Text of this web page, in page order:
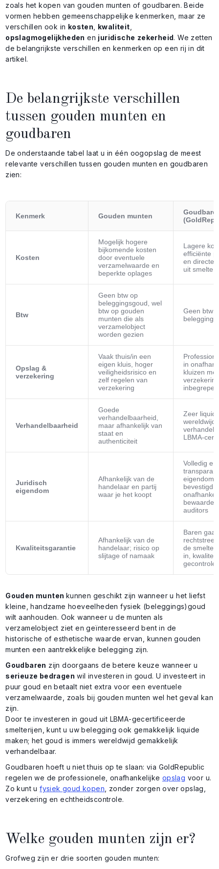
zoals het kopen van gouden munten of goudbaren. Beide
vormen hebben gemeenschappelijke kenmerken, maar ze
verschillen ook in kosten kwaliteit
opslagmogelijkheden en juridische zekerheid. We zetten
de belangrijkste verschillen en kenmerken op een rij in dit
artikel.
De belangrijkste verschillen
tussen gouden munten en
goudbaren
De onderstaande tabel laat u in één oogopslag de meest
relevante verschillen tussen gouden munten en goudbaren
zien:
Kenmerk Gouden munten
Kosten
Mogelijk hogere
bijkomende kosten
door eventuele
verzamelwaarde en
beperkte oplages
Lagere
efficiënte
en directe
uit smelterij
Btw
Geen btw op
beleggingsgoud, wel
btw op gouden
munten die als
verzamelobject
worden gezien
Geen btw
Opslag &
verzekering
Vaak thuis/in een
eigen kluis, hoger
veiligheidsrisico en
zelf regelen van
verzekering
in
kluizen met
inbegrepen
Verhandelbaarheid
Goede
verhandelbaarheid,
maar afhankelijk van
staat en
authenticiteit
Zeer
wereldwijd
LBMA-
Juridisch
eigendom
Afhankelijk van de
handelaar en partij
waar je het koopt
Volledig en
transparant
eigendom,
bevestigd
auditors
Kwaliteitsgarantie
Afhankelijk van de
handelaar; risico op
slijtage of namaak
Baren
de
in,
Gouden munten kunnen geschikt zijn wanneer u het liefst
kleine, handzame hoeveelheden fysiek (beleggings)goud
wilt aanhouden. Ook wanneer u de munten als
verzamelobject ziet en geïnteresseerd bent in de
historische of esthetische waarde ervan, kunnen gouden
munten een aantrekkelijke belegging zijn.
Goudbaren zijn doorgaans de betere keuze wanneer u
serieuze bedragen wil investeren in goud. U investeert in
puur goud en betaalt niet extra voor een eventuele
verzamelwaarde, zoals bij gouden munten wel het geval kan
zijn.
Door te investeren in goud uit LBMA-gecertificeerde
smelterijen, kunt u uw belegging ook gemakkelijk liquide
maken; het goud is immers wereldwijd gemakkelijk
verhandelbaar.
Goudbaren hoeft u niet thuis op te slaan: via GoldRepublic
regelen we de professionele, onafhankelijke opslag voor u.
Zo kunt ufysiek goud kopen , zonder zorgen over opslag,
verzekering en echtheidscontrole.
Welke gouden munten zijn er?
Grofweg zijn er drie soorten gouden munten: